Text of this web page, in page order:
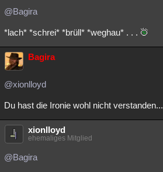
@Bagira
*lach* *schrei* *brüll* *weghau* . . .
Bagira
@xionlloyd
Du hast die Ironie wohl nicht verstanden...
xionlloyd
ehemaliges Mitglied
@Bagira